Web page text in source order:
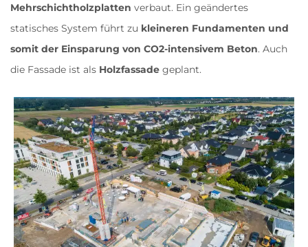
Mehrschichtholzplatten verbaut. Ein geändertes
statisches System führt zu kleineren Fundamenten und
somit der Einsparung von CO2-intensivem Beton. Auch
die Fassade ist als Holzfassade geplant.